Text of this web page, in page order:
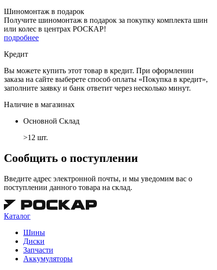
Шиномонтаж в подарок
Получите шиномонтаж в подарок за покупку комплекта шин
или колес в центрах РОСКАР!
подробнее
Кредит
Вы можете купить этот товар в кредит. При оформлении
заказа на сайте выберете способ оплаты «Покупка в кредит»,
заполните заявку и банк ответит через несколько минут.
Наличие в магазинах
Основной Склад
>12 шт.
Сообщить о поступлении
Введите адрес электронной почты, и мы уведомим вас о
поступлении данного товара на склад.
Каталог
Шины
Диски
Запчасти
Аккумуляторы